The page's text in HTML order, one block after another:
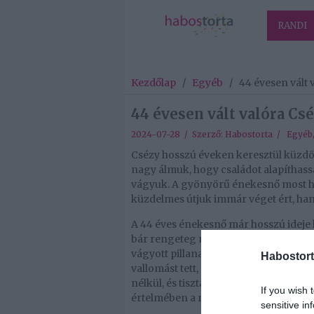
If you wish
sensitive
RANDI
Kezdőlap / Egyéb / 44 évesen vált
44 évesen vált valóra
2024-07-28 / Szerző: Habostorta / Egyéb,
Csézy hosszú éveken keresztül
nagy álmuk, hogy családot
vágyuk. A gyönyörű énekesnő most
küzdelmes útjuk immár véget ért,
A 44 éves énekesnő már hosszú
bár rengeteg mindent megtettek a
vágyott pillanat. Csézi Erzsébet,
vallomást tett, amelynek során
nélkül, és tisztában van azzal, hogy
értelmében a nők 45 éves korukig